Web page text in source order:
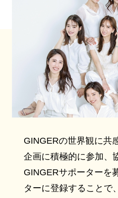
GINGERの世界観に共
企画に積極的に参加、
GINGERサポーターを
ターに登録することで